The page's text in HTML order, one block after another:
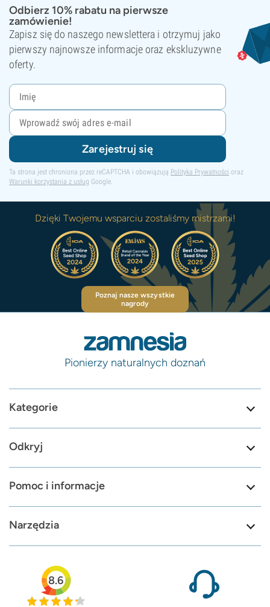
Odbierz 10% rabatu na pierwsze
zamówienie!
Zapisz się do naszego newslettera i otrzymuj jako
pierwszy najnowsze informacje oraz ekskluzywne
oferty.
Zarejestruj się
Ta strona jest chroniona przez reCAPTCHA i obowiązują Polityka Prywatności oraz
Warunki korzystania z usług Google.
Dzięki Twojemu wsparciu zostaliśmy mistrzami!
Poznaj nasze wszystkie
nagrody
Pionierzy naturalnych doznań
Kategorie
Odkryj
Pomoc i informacje
Narzędzia
8.6